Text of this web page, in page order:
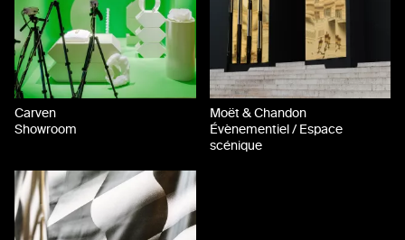
Carven
Showroom
Moët & Chandon
Évènementiel / Espace
scénique